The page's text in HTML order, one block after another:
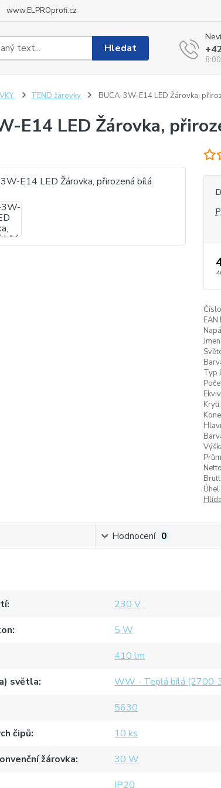
www.ELPROprofi.cz
Hledat
TEND žárovky BUCA-3W-E14 LED Žárovka,
E14 LED Žárovka,
EAN
Typ
Krytí:
Hodnocení 0
230 V
5 W
410 lm
světla
WW - Teplá bílá (2700-
5630
čipů
10 ks
žárovka
30 W
IP20